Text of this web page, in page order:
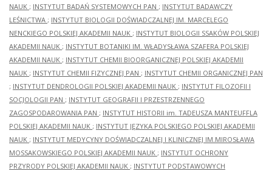
NAUK ; INSTYTUT BADAŃ SYSTEMOWYCH PAN ; INSTYTUT BADAWCZY
LEŚNICTWA ; INSTYTUT BIOLOGII DOŚWIADCZALNEJ IM. MARCELEGO
NENCKIEGO POLSKIEJ AKADEMII NAUK ; INSTYTUT BIOLOGII SSAKÓW POLSKIEJ
AKADEMII NAUK ; INSTYTUT BOTANIKI IM. WŁADYSŁAWA SZAFERA POLSKIEJ
AKADEMII NAUK ; INSTYTUT CHEMII BIOORGANICZNEJ POLSKIEJ AKADEMII
NAUK ; INSTYTUT CHEMII FIZYCZNEJ PAN ; INSTYTUT CHEMII ORGANICZNEJ PAN
; INSTYTUT DENDROLOGII POLSKIEJ AKADEMII NAUK ; INSTYTUT FILOZOFII I
SOCJOLOGII PAN ; INSTYTUT GEOGRAFII I PRZESTRZENNEGO
ZAGOSPODAROWANIA PAN ; INSTYTUT HISTORII im. TADEUSZA MANTEUFFLA
POLSKIEJ AKADEMII NAUK ; INSTYTUT JĘZYKA POLSKIEGO POLSKIEJ AKADEMII
NAUK ; INSTYTUT MEDYCYNY DOŚWIADCZALNEJ I KLINICZNEJ IM.MIROSŁAWA
MOSSAKOWSKIEGO POLSKIEJ AKADEMII NAUK ; INSTYTUT OCHRONY
PRZYRODY POLSKIEJ AKADEMII NAUK ; INSTYTUT PODSTAWOWYCH